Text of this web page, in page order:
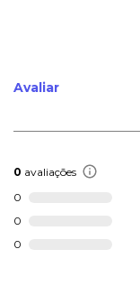
Avaliar
0 avaliações
0
0
0